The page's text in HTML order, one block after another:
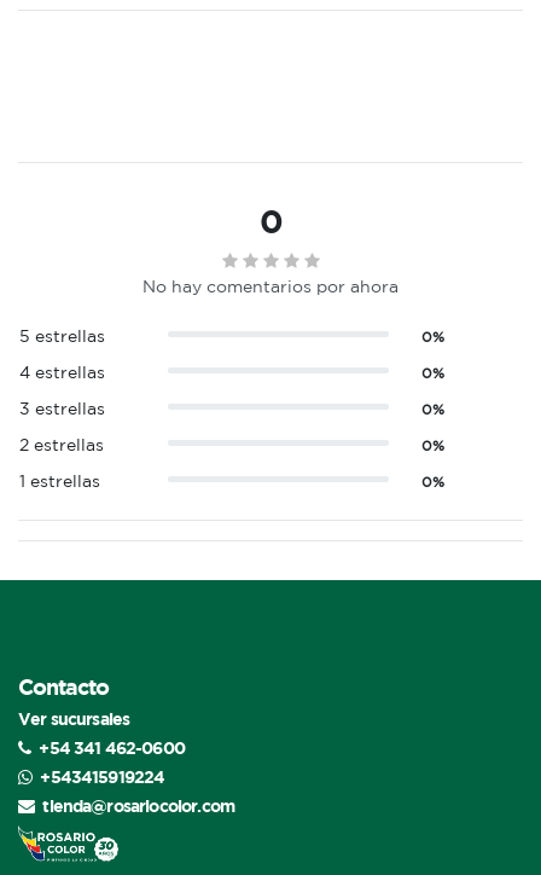
0
No hay comentarios por ahora
5 estrellas 0%
4 estrellas 0%
3 estrellas 0%
2 estrellas 0%
1 estrellas 0%
Contacto
Ver sucursales
+54 341 462-0600
+543415919224
tienda@rosariocolor.com